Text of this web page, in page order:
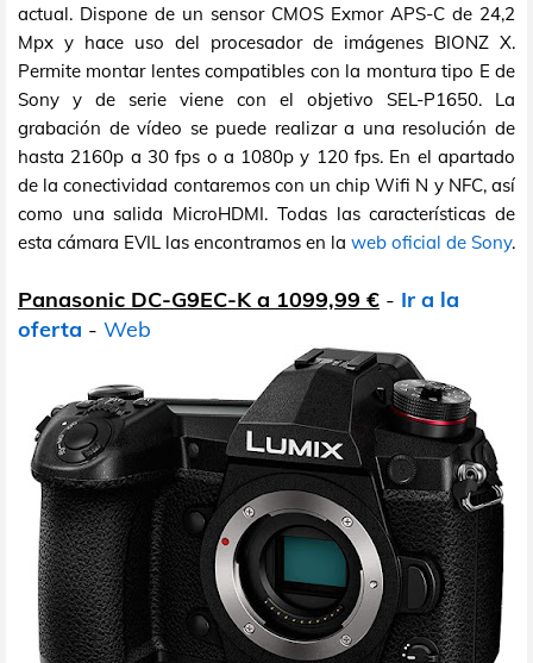
actual. Dispone de un sensor CMOS Exmor APS-C de 24,2
Mpx y hace uso del procesador de imágenes BIONZ X.
Permite montar lentes compatibles con la montura tipo E de
Sony y de serie viene con el objetivo SEL-P1650. La
grabación de vídeo se puede realizar a una resolución de
hasta 2160p a 30 fps o a 1080p y 120 fps. En el apartado
de la conectividad contaremos con un chip Wifi N y NFC, así
como una salida MicroHDMI. Todas las características de
esta cámara EVIL las encontramos en la web oficial de Sony.
Panasonic DC-G9EC-K a 1099,99 € - Ir a la
oferta - Web